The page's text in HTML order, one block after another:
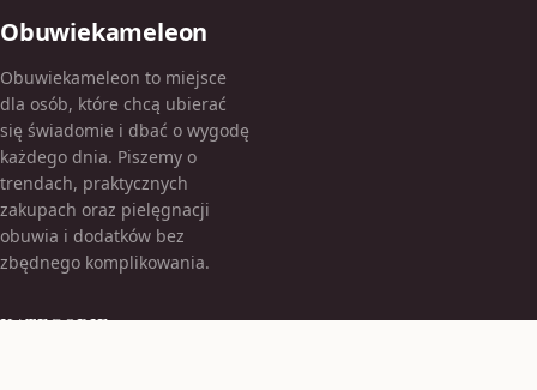
Obuwiekameleon
Obuwiekameleon to miejsce
dla osób, które chcą ubierać
się świadomie i dbać o wygodę
każdego dnia. Piszemy o
trendach, praktycznych
zakupach oraz pielęgnacji
obuwia i dodatków bez
zbędnego komplikowania.
KATEGORIE